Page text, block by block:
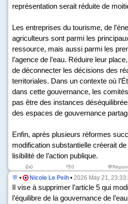
représentation serait réduite de
Les entreprises du tourisme, de
agriculteurs sont parmi les
ressource, mais aussi parmi les
l’agence de l’eau. Réduire leur
de déconnecter les décisions des
territoriales. Dans un contexte où
dans cette gouvernance, les
pas être des instances
des espaces de gouvernance
Enfin, après plusieurs réformes
modification substantielle créerait de
lisibilité de l’action publique.
👍0 👎0
💬 • Nicole Le Peih • 2026 May 21,
Il vise à supprimer l’article 5 qui
l’équilibre de la gouvernance de